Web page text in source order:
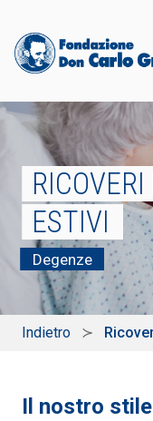
ESTIVI
Degenze
Indietro
Il nostro stile